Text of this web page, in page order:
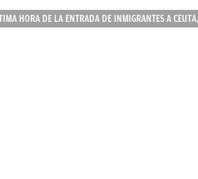
HORA DE LA ENTRADA DE INMIGRANTES A